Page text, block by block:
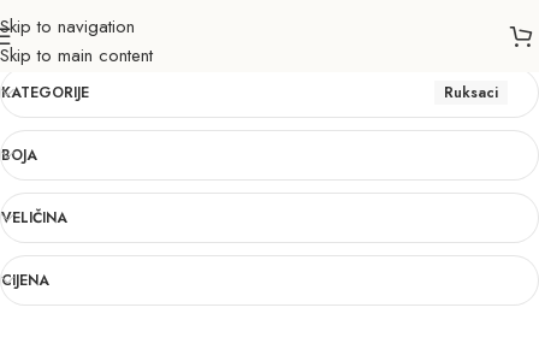
Skip to navigation
Skip to main content
Ruksaci
KATEGORIJE Ruksaci
BOJA
VELIČINA
CIJENA